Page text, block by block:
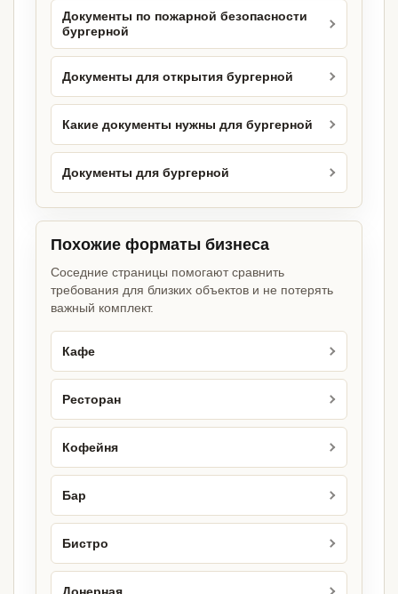
Документы по пожарной безопасности
бургерной
Документы для открытия бургерной
Какие документы нужны для бургерной
Документы для бургерной
Похожие форматы бизнеса
Соседние страницы помогают сравнить
требования для близких объектов и не потерять
важный комплект.
Кафе
Ресторан
Кофейня
Бар
Бистро